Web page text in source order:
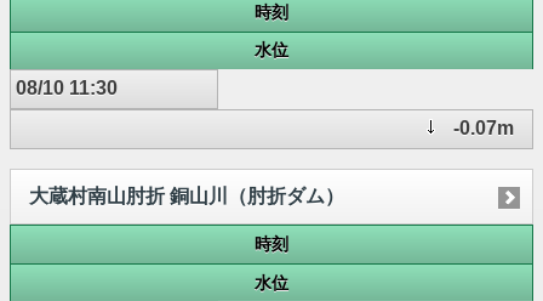
時刻
水位
08/10 11:30
-0.07m
大蔵村南山肘折 銅山川（肘折ダム）
時刻
水位